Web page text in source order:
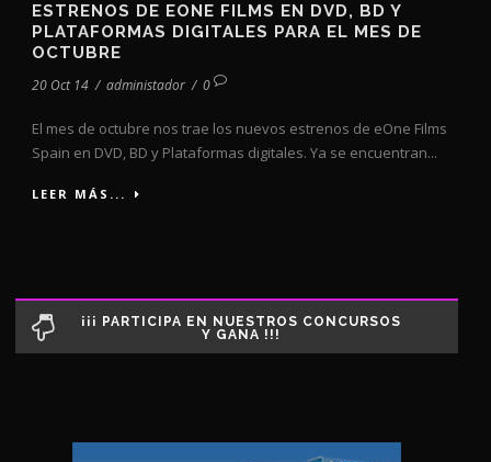
ESTRENOS DE EONE FILMS EN DVD, BD Y
PLATAFORMAS DIGITALES PARA EL MES DE
OCTUBRE
20 Oct 14 / administador / 0
El mes de octubre nos trae los nuevos estrenos de eOne Films
Spain en DVD, BD y Plataformas digitales. Ya se encuentran...
LEER MÁS...
¡¡¡ PARTICIPA EN NUESTROS CONCURSOS
Y GANA !!!